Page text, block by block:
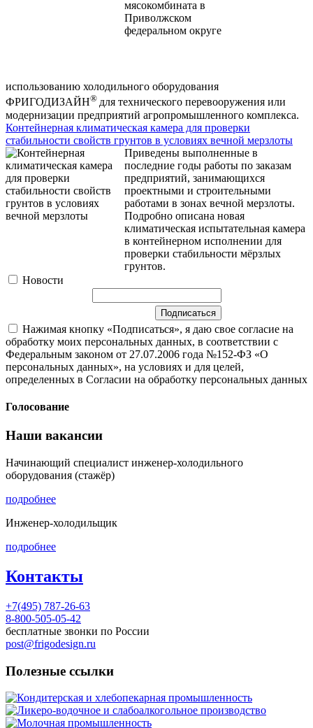
использованию холодильного оборудования
ФРИГОДИЗАЙН® для технического перевооружения или
модернизации предприятий агропромышленного комплекса.
Контейнерная климатическая камера для проверки
стабильности свойств грунтов в условиях вечной мерзлоты
Приведены выполненные в
последние годы работы по заказам
предприятий, занимающихся
проектными и строительными
работами в зонах вечной мерзлоты.
Подробно описана новая
климатическая испытательная камера
в контейнерном исполнении для
проверки стабильности мёрзлых
грунтов.
Новости
Нажимая кнопку «Подписаться», я даю свое согласие на
обработку моих персональных данных, в соответствии с
Федеральным законом от 27.07.2006 года №152-ФЗ «О
персональных данных», на условиях и для целей,
определенных в Согласии на обработку персональных данных
Голосование
Наши вакансии
Начинающий специалист инженер-холодильного
оборудования (стажёр)
подробнее
Инженер-холодильщик
подробнее
Контакты
+7(495) 787-26-63
8-800-505-05-42
бесплатные звонки по России
post@frigodesign.ru
Полезные ссылки
Кондитерская и хлебопекарная промышленность
Ликеро-водочное и слабоалкогольное производство
Молочная промышленность